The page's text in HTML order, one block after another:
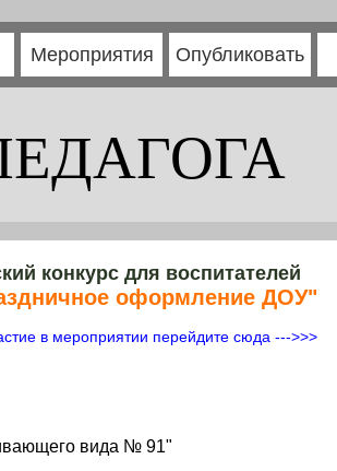
Мероприятия Опубликовать
конкурс для воспитателей
оформление ДОУ"
в мероприятии перейдите сюда --->>>
вида № 91"